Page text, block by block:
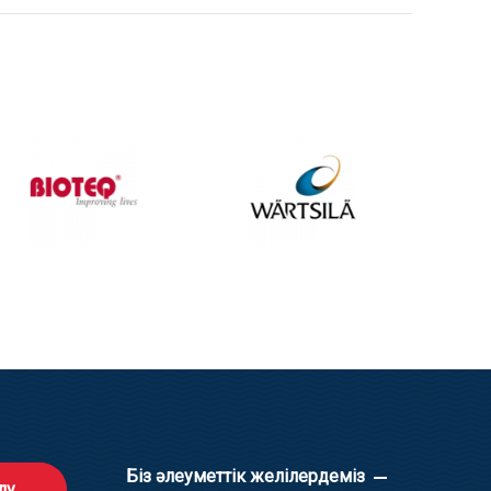
Біз әлеуметтік желілердеміз